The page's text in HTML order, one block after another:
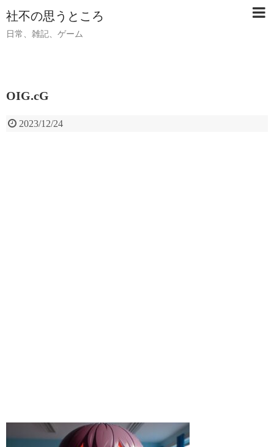
社不の思うところ
日常、雑記、ゲーム
OIG.cG
2023/12/24